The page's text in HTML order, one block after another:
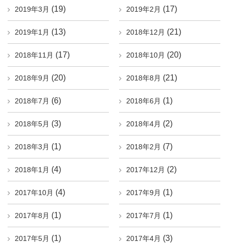
2019年3月 (19) 2019年2月 (17)
2019年1月 (13) 2018年12月 (21)
2018年11月 (17) 2018年10月 (20)
2018年9月 (20) 2018年8月 (21)
2018年7月 (6) 2018年6月 (1)
2018年5月 (3) 2018年4月 (2)
2018年3月 (1) 2018年2月 (7)
2018年1月 (4) 2017年12月 (2)
2017年10月 (4) 2017年9月 (1)
2017年8月 (1) 2017年7月 (1)
2017年5月 (1) 2017年4月 (3)